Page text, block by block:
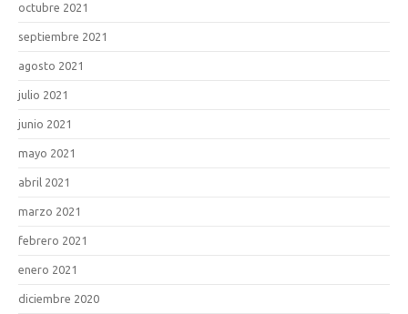
octubre 2021
septiembre 2021
agosto 2021
julio 2021
junio 2021
mayo 2021
abril 2021
marzo 2021
febrero 2021
enero 2021
diciembre 2020